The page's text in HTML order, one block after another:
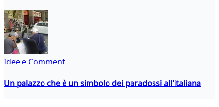
Idee e Commenti
Un palazzo che è un simbolo dei paradossi all'italiana